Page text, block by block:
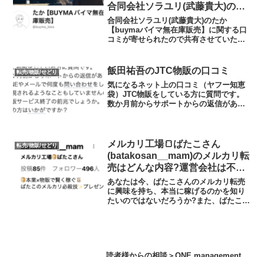
合同会社ソラユリ(武藤貴大)の情
報、口コミがありました
合同会社ソラユリ(武藤貴大)のたか
【buymaバイマ無在庫販売】に関する口
コミが寄せられたので共有させていただ
連絡させて頂きました。長くなります
が、相談できる所がわから...
転売/物販/せどり 飯田祐吾のJTC物販の口コミ
気になるネット上の口コミ（ヤフー知恵
袋）JTC物販をしている方に質問です。
数か月前からサポートからの返信があり
ているのか知りたい...
転売/物販/せどり
メルカリ工場🍞ばたこさん
(batakosan__mam)のメルカリ転
売はどんな内容?運営会社は不
明?メルカリ物販スクールの実態
や実践者の声、口コミや評判を調
査しました
あなたは今、ばたこさんのメルカリ転売
に興味を持ち、本当に稼げるのかを知り
たいのではないだろうか?また、ばたこさ